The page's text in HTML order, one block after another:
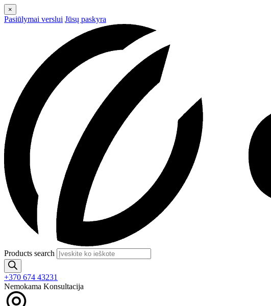
×
Pasiūlymai verslui Jūsų paskyra
Products search
+370 674 43231
Nemokama Konsultacija